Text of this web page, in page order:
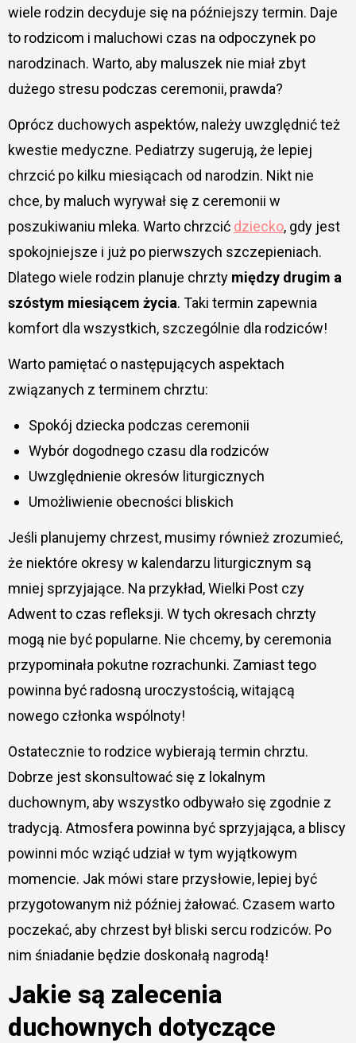
wiele rodzin decyduje się na późniejszy termin. Daje
to rodzicom i maluchowi czas na odpoczynek po
narodzinach. Warto, aby maluszek nie miał zbyt
dużego stresu podczas ceremonii, prawda?
Oprócz duchowych aspektów, należy uwzględnić też
kwestie medyczne. Pediatrzy sugerują, że lepiej
chrzcić po kilku miesiącach od narodzin. Nikt nie
chce, by maluch wyrywał się z ceremonii w
poszukiwaniu mleka. Warto chrzcić dziecko, gdy jest
spokojniejsze i już po pierwszych szczepieniach.
Dlatego wiele rodzin planuje chrzty między drugim a
szóstym miesiącem życia. Taki termin zapewnia
komfort dla wszystkich, szczególnie dla rodziców!
Warto pamiętać o następujących aspektach
związanych z terminem chrztu:
Spokój dziecka podczas ceremonii
Wybór dogodnego czasu dla rodziców
Uwzględnienie okresów liturgicznych
Umożliwienie obecności bliskich
Jeśli planujemy chrzest, musimy również zrozumieć,
że niektóre okresy w kalendarzu liturgicznym są
mniej sprzyjające. Na przykład, Wielki Post czy
Adwent to czas refleksji. W tych okresach chrzty
mogą nie być popularne. Nie chcemy, by ceremonia
przypominała pokutne rozrachunki. Zamiast tego
powinna być radosną uroczystością, witającą
nowego członka wspólnoty!
Ostatecznie to rodzice wybierają termin chrztu.
Dobrze jest skonsultować się z lokalnym
duchownym, aby wszystko odbywało się zgodnie z
tradycją. Atmosfera powinna być sprzyjająca, a bliscy
powinni móc wziąć udział w tym wyjątkowym
momencie. Jak mówi stare przysłowie, lepiej być
przygotowanym niż później żałować. Czasem warto
poczekać, aby chrzest był bliski sercu rodziców. Po
nim śniadanie będzie doskonałą nagrodą!
Jakie są zalecenia
duchownych dotyczące